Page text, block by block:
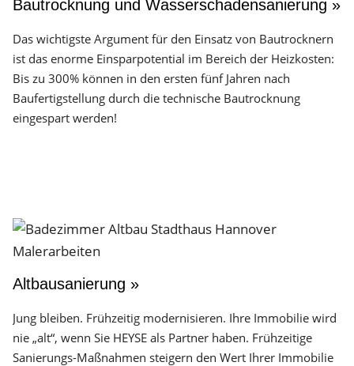
Bautrocknung und Wasserschadensanierung »
Das wichtigste Argument für den Einsatz von Bautrocknern
ist das enorme Einsparpotential im Bereich der Heizkosten:
Bis zu 300% können in den ersten fünf Jahren nach
Baufertigstellung durch die technische Bautrocknung
eingespart werden!
Altbausanierung »
Jung bleiben. Frühzeitig modernisieren. Ihre Immobilie wird
nie „alt“, wenn Sie HEYSE als Partner haben. Frühzeitige
Sanierungs-Maßnahmen steigern den Wert Ihrer Immobilie